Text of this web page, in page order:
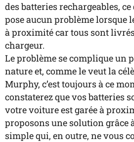
des batteries rechargeables,
pose aucun problème lorsque
à proximité car tous sont
chargeur.
Le problème se complique un
nature et, comme le veut la
Murphy, c’est toujours à ce
constaterez que vos batteries
votre voiture est garée à
proposons une solution grâce
simple qui, en outre, ne vous